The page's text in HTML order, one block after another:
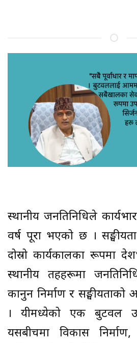
स्थानीय जनप्रतिनिधिले
वर्ष पूरा भएको छ । सङ्घीयता
दोस्रो कार्यकालका रूपमा
स्थानीय तहहरूमा
कानुन निर्माण र सङ्घीयताको
। यीमध्येको एक बुटवल
यसबीचमा विकास